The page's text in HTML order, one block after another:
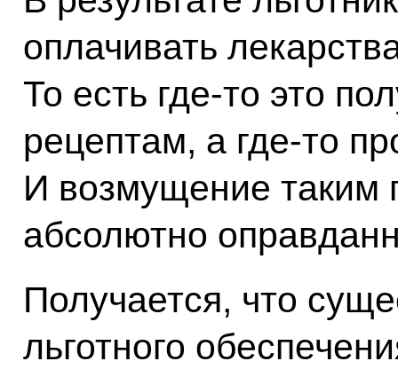
оплачивать
То есть где-то это
рецептам, а где-то
И возмущение таким
абсолютно
Получается, что
льготного